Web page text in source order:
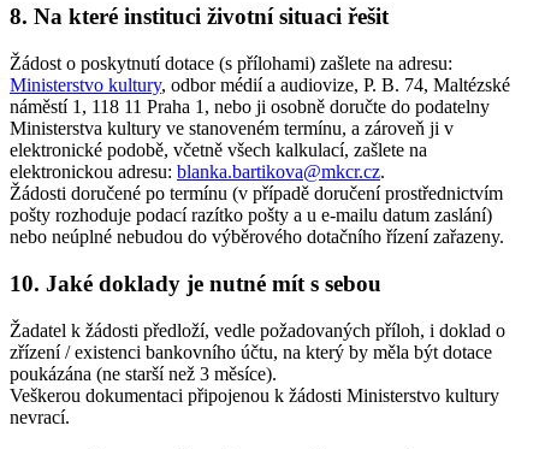
8. Na které instituci životní situaci řešit
Žádost o poskytnutí dotace (s přílohami) zašlete na adresu:
Ministerstvo kultury, odbor médií a audiovize, P. B. 74, Maltézské
náměstí 1, 118 11 Praha 1, nebo ji osobně doručte do podatelny
Ministerstva kultury ve stanoveném termínu, a zároveň ji v
elektronické podobě, včetně všech kalkulací, zašlete na
elektronickou adresu: blanka.bartikova@mkcr.cz.
Žádosti doručené po termínu (v případě doručení prostřednictvím
pošty rozhoduje podací razítko pošty a u e-mailu datum zaslání)
nebo neúplné nebudou do výběrového dotačního řízení zařazeny.
10. Jaké doklady je nutné mít s sebou
Žadatel k žádosti předloží, vedle požadovaných příloh, i doklad o
zřízení / existenci bankovního účtu, na který by měla být dotace
poukázána (ne starší než 3 měsíce).
Veškerou dokumentaci připojenou k žádosti Ministerstvo kultury
nevrací.